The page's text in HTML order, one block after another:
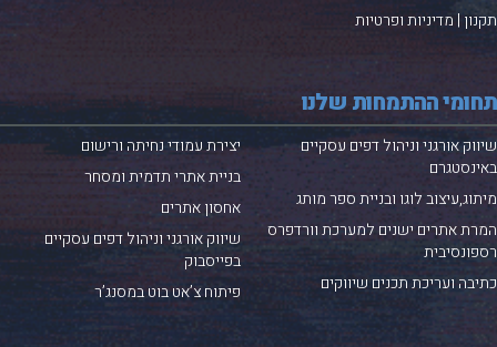
|מדיניות ופרטיות
ההתמחות שלנו
אורגני וניהול דפים עסקיים
לוגו ובניית ספר מותג
אתרים ישנים למערכתוורדפרס
ועריכת תכנים שיווקים
יצירת עמודי נחיתה ורישום
בניית אתרי תדמית ומסחר
אחסון אתרים
שיווק אורגני וניהול דפים עסקיים
בפייסבוק
פיתוח צ’אט בוט במסנג’ר